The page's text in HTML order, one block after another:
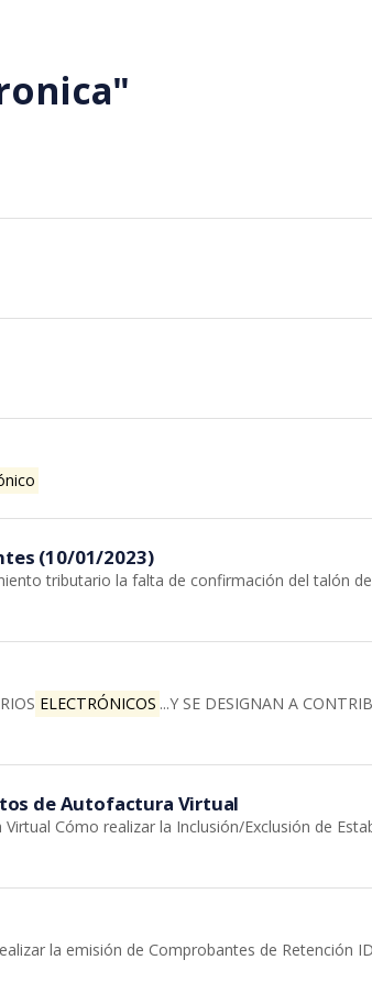
(10/01/2023)
tributario la falta de confirmación del talón
ELECTRÓNICOS ...Y SE DESIGNAN A
de Autofactura Virtual
Cómo realizar la Inclusión/Exclusión de
la emisión de Comprobantes de Retención